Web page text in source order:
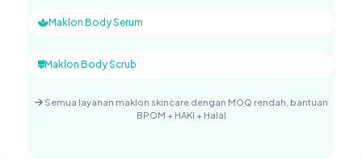
Maklon Body Serum
Maklon Body Scrub
Semua layanan maklon skincare dengan MOQ rendah, bantuan
BPOM + HAKI + Halal